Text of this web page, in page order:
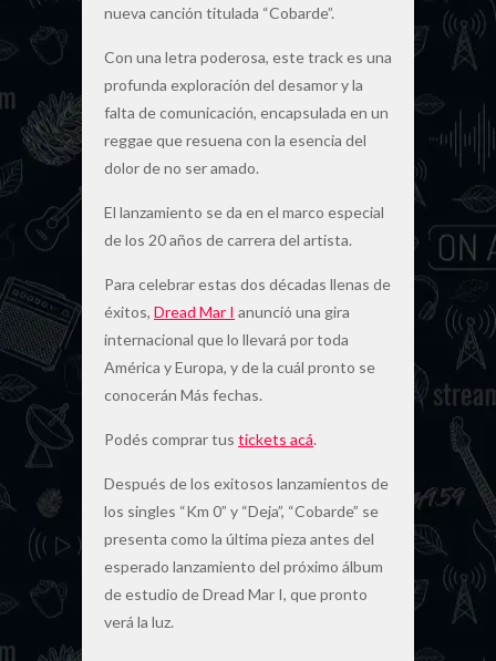
nueva canción titulada “Cobarde”.
Con una letra poderosa, este track es una
profunda exploración del desamor y la
falta de comunicación, encapsulada en un
reggae que resuena con la esencia del
dolor de no ser amado.
El lanzamiento se da en el marco especial
de los 20 años de carrera del artista.
Para celebrar estas dos décadas llenas de
éxitos, Dread Mar I anunció una gira
internacional que lo llevará por toda
América y Europa, y de la cuál pronto se
conocerán Más fechas.
Podés comprar tus tickets acá.
Después de los exitosos lanzamientos de
los singles “Km 0” y “Deja”, “Cobarde” se
presenta como la última pieza antes del
esperado lanzamiento del próximo álbum
de estudio de Dread Mar I, que pronto
verá la luz.